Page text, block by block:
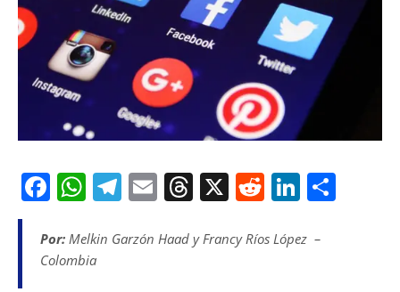
F
c
e
W
at
s
T
e
E
ai
T
re
X R
d
Li
k
Por: Melkin Garzón Haad y Francy Ríos López –
Colombia